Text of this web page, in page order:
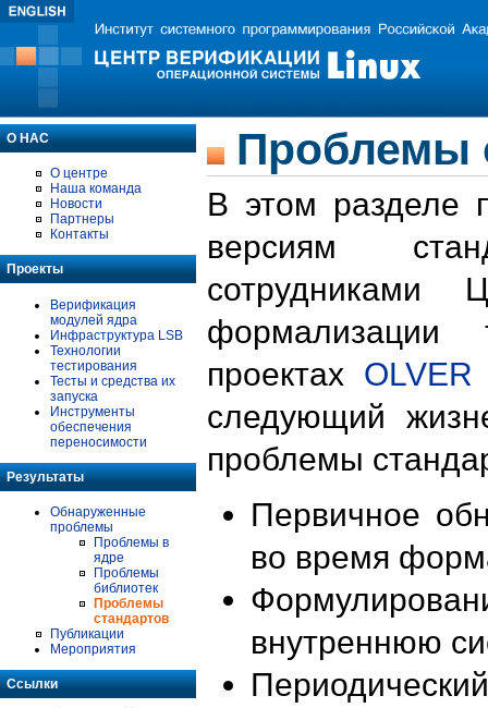
О НАС
О центре
Наша команда
Новости
Партнеры
Контакты
Проекты
Верификация
модулей ядра
Инфраструктура LSB
Технологии
тестирования
Тесты и средства их
запуска
Инструменты
обеспечения
переносимости
Результаты
Обнаруженные
проблемы
Проблемы в
ядре
Проблемы
библиотек
Проблемы
стандартов
Публикации
Мероприятия
Ссылки
Проблемы
В этом разделе
версиям
формализации
проектах OLVER
следующий
проблемы
Первичное
во время
внутреннюю